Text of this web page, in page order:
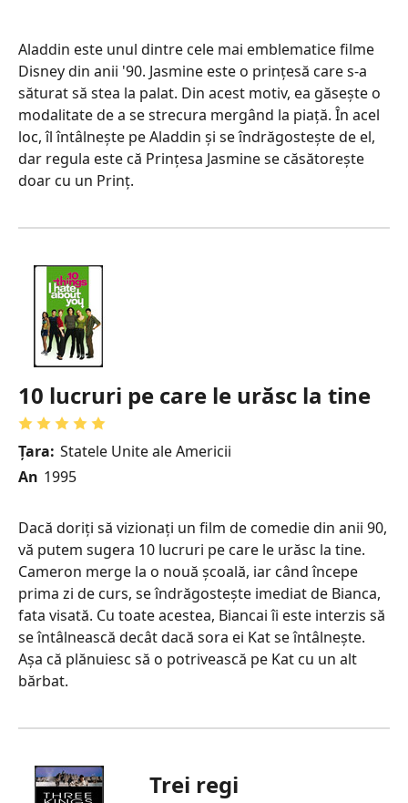
Aladdin este unul dintre cele mai emblematice filme
Disney din anii '90. Jasmine este o prințesă care s-a
săturat să stea la palat. Din acest motiv, ea găsește o
modalitate de a se strecura mergând la piață. În acel
loc, îl întâlnește pe Aladdin și se îndrăgostește de el,
dar regula este că Prințesa Jasmine se căsătorește
doar cu un Prinț.
10 lucruri pe care le urăsc la tine
Țara: Statele Unite ale Americii
An 1995
Dacă doriți să vizionați un film de comedie din anii 90,
vă putem sugera 10 lucruri pe care le urăsc la tine.
Cameron merge la o nouă școală, iar când începe
prima zi de curs, se îndrăgostește imediat de Bianca,
fata visată. Cu toate acestea, Biancai îi este interzis să
se întâlnească decât dacă sora ei Kat se întâlnește.
Așa că plănuiesc să o potrivească pe Kat cu un alt
bărbat.
Trei regi